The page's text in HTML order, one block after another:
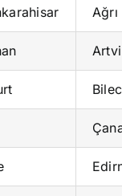
Ağrı